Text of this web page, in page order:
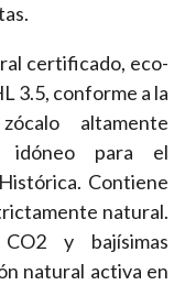
certificado, eco-
3.5, conforme a la
altamente
idóneo para el
Contiene
natural.
y bajísimas
natural activa en